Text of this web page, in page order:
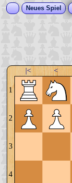
Neues Spiel
|< <
1
2
3
4